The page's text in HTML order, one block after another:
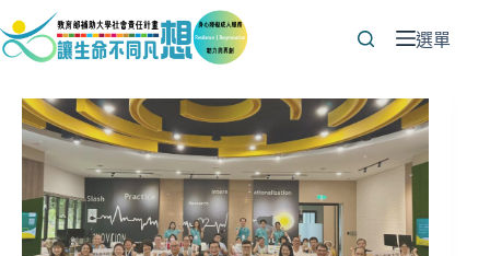
至
選單